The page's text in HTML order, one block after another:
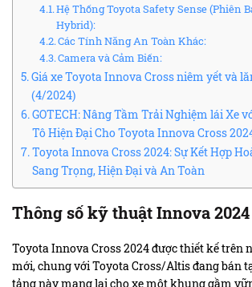
Hệ Thống Toyota Safety Sense (Phiên
Hybrid):
Các Tính Năng An Toàn Khác:
Camera và Cảm Biến:
Giá xe Toyota Innova Cross niêm yết và
(4/2024)
GOTECH: Nâng Tầm Trải Nghiệm lái Xe
Tô Hiện Đại Cho Toyota Innova Cross
Toyota Innova Cross 2024: Sự Kết Hợp
Sang Trọng, Hiện Đại và An Toàn
Thông số kỹ thuật Innova2024
Toyota Innova Cross 2024 được thiết kế trên
mới, chung với Toyota Cross/Altis đang bán
tảng này mang lại cho xe một khung gầm